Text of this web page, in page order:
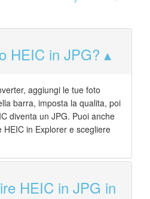
HEIC in JPG?
aggiungi le tue foto
barra, imposta la qualita, poi
diventa un JPG. Puoi anche
in Explorer e scegliere
HEIC in JPG in